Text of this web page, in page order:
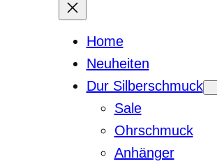
Home
Neuheiten
Dur Silberschmuck
Sale
Ohrschmuck
Anhänger